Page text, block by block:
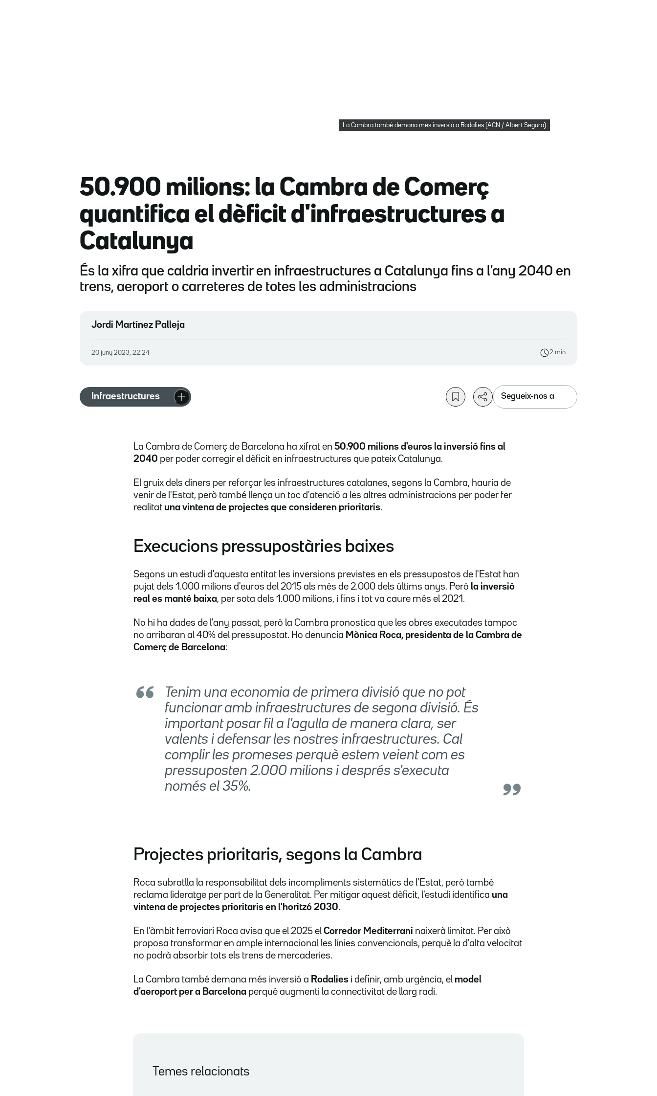
La Cambra també demana més inversió a Rodalies (ACN / Albert Segura)
50.900 milions: la Cambra de Comerç
quantifica el dèficit d'infraestructures a
Catalunya
És la xifra que caldria invertir en infraestructures a Catalunya fins a l'any 2040 en
trens, aeroport o carreteres de totes les administracions
Jordi Martínez Palleja
20 juny 2023, 22.24 2 min
Infraestructures Segueix-nos a
La Cambra de Comerç de Barcelona ha xifrat en 50.900 milions d'euros la inversió fins al
2040 per poder corregir el dèficit en infraestructures que pateix Catalunya.
El gruix dels diners per reforçar les infraestructures catalanes, segons la Cambra, hauria de
venir de l'Estat, però també llença un toc d'atenció a les altres administracions per poder fer
realitat una vintena de projectes que consideren prioritaris.
Execucions pressupostàries baixes
Segons un estudi d'aquesta entitat les inversions previstes en els pressupostos de l'Estat han
pujat dels 1.000 milions d'euros del 2015 als més de 2.000 dels últims anys. Però la inversió
real es manté baixa, per sota dels 1.000 milions, i fins i tot va caure més el 2021.
No hi ha dades de l'any passat, però la Cambra pronostica que les obres executades tampoc
no arribaran al 40% del pressupostat. Ho denuncia Mònica Roca, presidenta de la Cambra de
Comerç de Barcelona:
Tenim una economia de primera divisió que no pot
funcionar amb infraestructures de segona divisió. És
important posar fil a l'agulla de manera clara, ser
valents i defensar les nostres infraestructures. Cal
complir les promeses perquè estem veient com es
pressuposten 2.000 milions i després s'executa
només el 35%.
Projectes prioritaris, segons la Cambra
Roca subratlla la responsabilitat dels incompliments sistemàtics de l'Estat, però també
reclama lideratge per part de la Generalitat. Per mitigar aquest dèficit, l'estudi identifica una
vintena de projectes prioritaris en l'horitzó 2030.
En l'àmbit ferroviari Roca avisa que el 2025 el Corredor Mediterrani naixerà limitat. Per això
proposa transformar en ample internacional les línies convencionals, perquè la d'alta velocitat
no podrà absorbir tots els trens de mercaderies.
La Cambra també demana més inversió a Rodalies i definir, amb urgència, el model
d'aeroport per a Barcelona perquè augmenti la connectivitat de llarg radi.
Temes relacionats